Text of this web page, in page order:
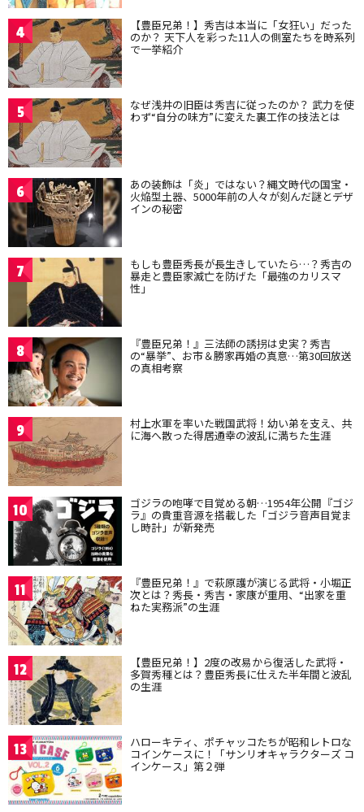
4 【豊臣兄弟！】秀吉は本当に「女狂い」だった
のか？ 天下人を彩った11人の側室たちを時系列
で一挙紹介
5 なぜ浅井の旧臣は秀吉に従ったのか？ 武力を使
わず“自分の味方”に変えた裏工作の技法とは
6 あの装飾は「炎」ではない？縄文時代の国宝・
火焔型土器、5000年前の人々が刻んだ謎とデザ
インの秘密
7 もしも豊臣秀長が長生きしていたら…？秀吉の
暴走と豊臣家滅亡を防げた「最強のカリスマ
性」
8 『豊臣兄弟！』三法師の誘拐は史実？秀吉
の“暴挙”、お市＆勝家再婚の真意…第30回放送
の真相考察
9 村上水軍を率いた戦国武将！幼い弟を支え、共
に海へ散った得居通幸の波乱に満ちた生涯
10 ゴジラの咆哮で目覚める朝…1954年公開『ゴジ
ラ』の貴重音源を搭載した「ゴジラ音声目覚ま
し時計」が新発売
11 『豊臣兄弟！』で萩原護が演じる武将・小堀正
次とは？秀長・秀吉・家康が重用、“出家を重
ねた実務派”の生涯
12 【豊臣兄弟！】2度の改易から復活した武将・
多賀秀種とは？豊臣秀長に仕えた半年間と波乱
の生涯
13 ハローキティ、ポチャッコたちが昭和レトロな
コインケースに！「サンリオキャラクターズ コ
インケース」第２弾